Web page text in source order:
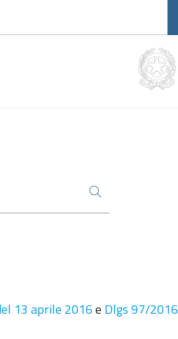
13 aprile 2016e Dlgs 97/2016